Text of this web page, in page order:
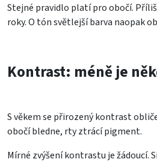
Stejné pravidlo platí pro obočí.
roky. O tón světlejší barva naopak
Kontrast: méně je
S věkem se přirozený kontrast
obočí bledne, rty ztrácí pigment.
Mírné zvýšení kontrastu je žádoucí.